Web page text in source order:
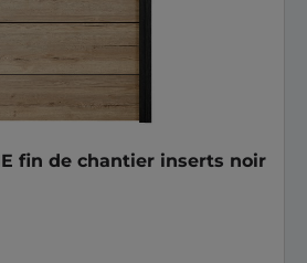
fin de chantier inserts noir